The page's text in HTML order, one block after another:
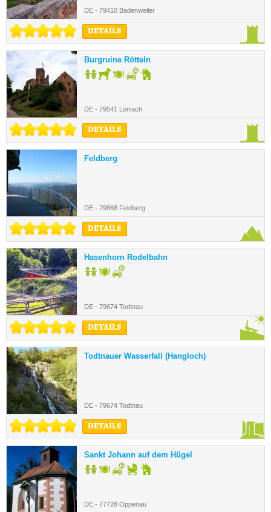
DE - 79410 Badenweiler
DETAILS
Burgruine Rötteln
DE - 79541 Lörrach
DETAILS
Feldberg
DE - 79868 Feldberg
DETAILS
Hasenhorn Rodelbahn
DE - 79674 Todtnau
DETAILS
Todtnauer Wasserfall (Hangloch)
DE - 79674 Todtnau
DETAILS
Sankt Johann auf dem Hügel
DE - 77728 Oppenau